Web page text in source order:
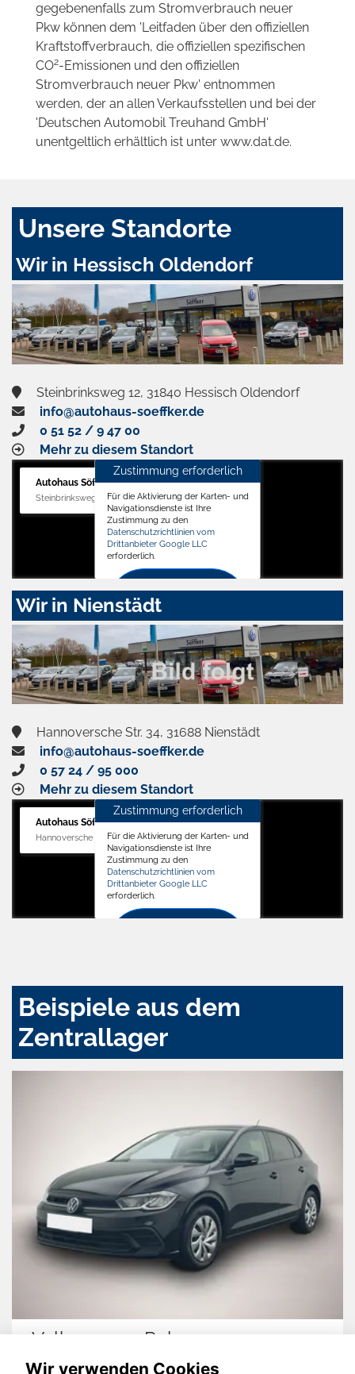
gegebenenfalls zum Stromverbrauch neuer
Pkw können dem 'Leitfaden über den offiziellen
Kraftstoffverbrauch, die offiziellen spezifischen
CO2-Emissionen und den offiziellen
Stromverbrauch neuer Pkw' entnommen
werden, der an allen Verkaufsstellen und bei der
'Deutschen Automobil Treuhand GmbH'
unentgeltlich erhältlich ist unter www.dat.de.
Unsere Standorte
Wir in Hessisch Oldendorf
Steinbrinksweg 12, 31840 Hessisch Oldendorf
info@autohaus-soeffker.de
0 51 52 / 9 47 00
Mehr zu diesem Standort
Autohaus Söffker GmbH
Steinbrinksweg 12, 31840 Hessisch Oldendorf
Zustimmung erforderlich
Für die Aktivierung der Karten- und
Navigationsdienste ist Ihre
Zustimmung zu den
Datenschutzrichtlinien vom
Drittanbieter Google LLC
erforderlich.
Zustimmen
aktivieren
Wir in Nienstädt
Hannoversche Str. 34, 31688 Nienstädt
info@autohaus-soeffker.de
0 57 24 / 95 000
Mehr zu diesem Standort
Autohaus Söffker GmbH
Hannoversche Str. 34, 31688 Nienstädt
Zustimmung erforderlich
Für die Aktivierung der Karten- und
Navigationsdienste ist Ihre
Zustimmung zu den
Datenschutzrichtlinien vom
Drittanbieter Google LLC
erforderlich.
Beispiele aus dem
Zentrallager
Volkswagen Polo
Wir verwenden Cookies